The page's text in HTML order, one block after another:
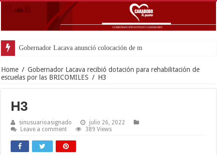
Gobernador Lacava anunció colocación de más de mil 500 t
Home / Gobernador Lacava recibió dotación para rehabilitación de
escuelas por las BRICOMILES / H3
H3
sinusuarioasignado
julio 26, 2022
Leave a comment
389 Views